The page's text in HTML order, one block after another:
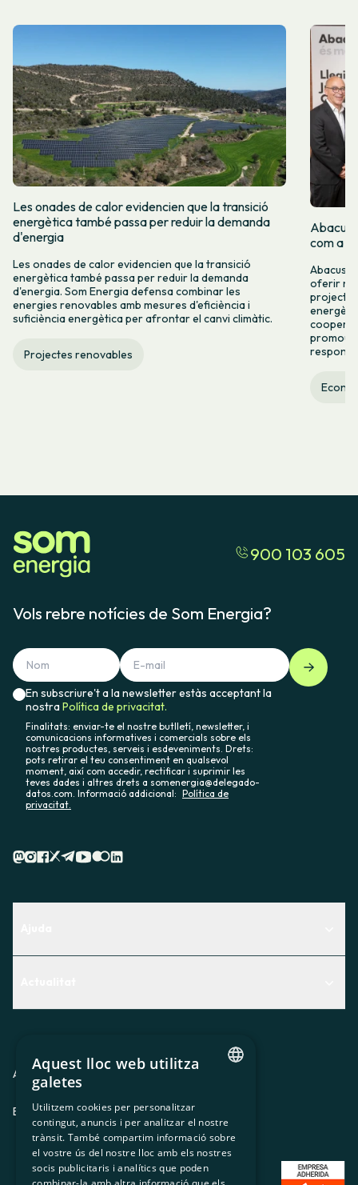
Les onades de calor evidencien que la transició
energètica també passa per reduir la demanda
d'energia
Les onades de calor evidencien que la transició
energètica també passa per reduir la demanda
d'energia. Som Energia defensa combinar les
energies renovables amb mesures d'eficiència i
suficiència energètica per afrontar el canvi climàtic.
Projectes renovables
Abacus
com a
Abacus i
oferir
900 103 605
Vols rebre notícies de Som Energia?
En subscriure't a la newsletter estàs acceptant la
nostraPolítica de privacitat.
Finalitats: enviar-te el nostre butlletí, newsletter, i
comunicacions informatives i comercials sobre els
nostres productes, serveis i esdeveniments. Drets:
pots retirar el teu consentiment en qualsevol
moment, així com accedir, rectificar i suprimir les
teves dades i altres drets a somenergia@delegado-
datos.com. Informació addicional: Política de
privacitat.
Premsa
Treballa amb nosaltres
Avis legal Política de privacitatPolítica de cookies
ES CAGLEU
SPANISH
GL
BASQUE
Aquest lloc web utilitza
galetes
Utilitzem cookies per personalitzar
contingut, anuncis i per analitzar el nostre
trànsit. També compartim informació sobre
el vostre ús del nostre lloc amb els nostres
socis publicitaris i analítics que poden